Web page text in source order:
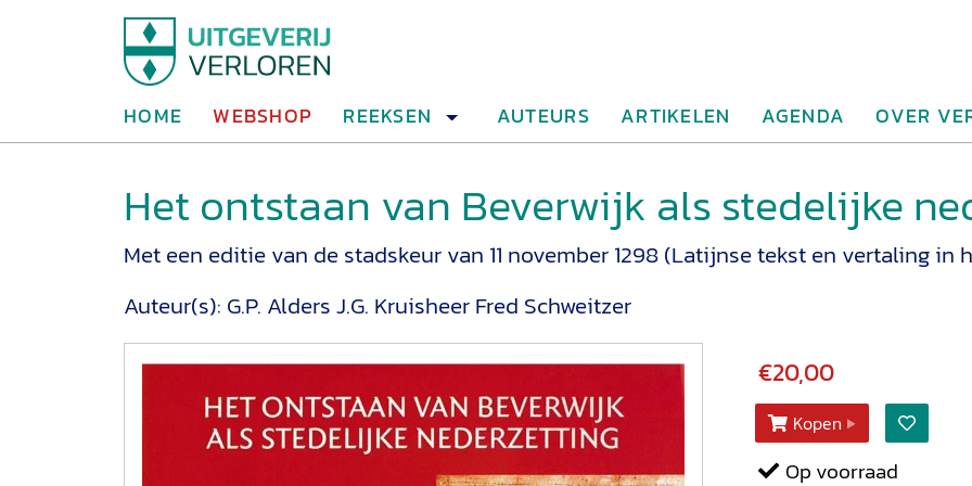
HOME WEBSHOP REEKSEN AUTEURS ARTIKELEN AGENDA OVER
Het ontstaan van Beverwijk als stedelijke
Met een editie van de stadskeur van 11 november 1298 (Latijnse tekst en vertaling in
Auteur(s): G.P. AldersJ.G. KruisheerFred Schweitzer
€20,00
Kopen
Op voorraad